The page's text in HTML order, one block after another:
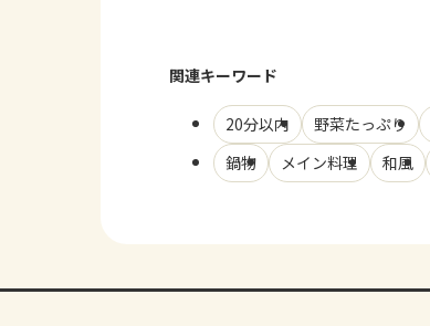
関連キーワード
20分以内 野菜たっぷり
鍋物
メイン料理 和風